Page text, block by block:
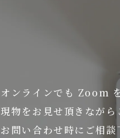
オンラインでも Zoom
現物をお見せ頂きながら
お問い合わせ時にご相